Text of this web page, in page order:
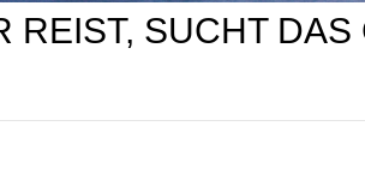
REIST, SUCHT DAS